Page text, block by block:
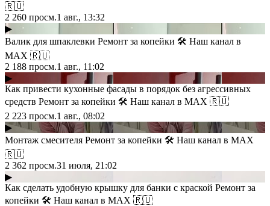
🇷🇺
2 260 просм.1 авг., 13:32
▶
Валик для шпаклевки Ремонт за копейки 🛠 Наш канал в
МАХ 🇷🇺
2 188 просм.1 авг., 11:02
▶
Как привести кухонные фасады в порядок без агрессивных
средств Ремонт за копейки 🛠 Наш канал в МАХ 🇷🇺
2 223 просм.1 авг., 08:02
▶
Монтаж смесителя Ремонт за копейки 🛠 Наш канал в МАХ
🇷🇺
2 362 просм.31 июля, 21:02
▶
Как сделать удобную крышку для банки с краской Ремонт за
копейки 🛠 Наш канал в МАХ 🇷🇺